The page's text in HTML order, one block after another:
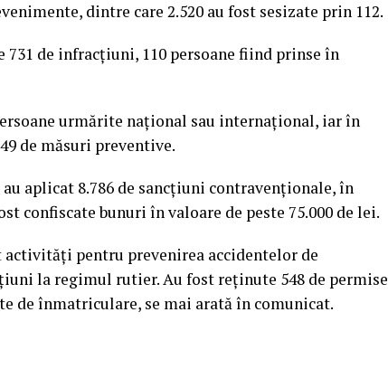
dintre care 2.520 au fost sesizate prin 112.
de infracţiuni, 110 persoane fiind prinse în
urmărite naţional sau internaţional, iar în
de măsuri preventive.
aplicat 8.786 de sancţiuni contravenţionale, în
confiscate bunuri în valoare de peste 75.000 de lei.
pentru prevenirea accidentelor de
la regimul rutier. Au fost reţinute 548 de permise
de înmatriculare, se mai arată în comunicat.